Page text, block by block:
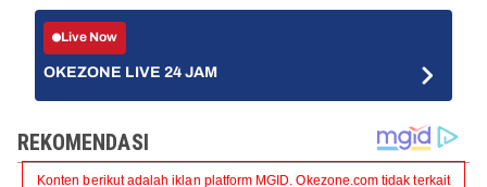
Live Now
OKEZONE LIVE 24 JAM